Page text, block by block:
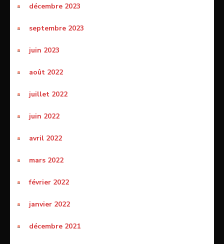
décembre 2023
septembre 2023
juin 2023
août 2022
juillet 2022
juin 2022
avril 2022
mars 2022
février 2022
janvier 2022
décembre 2021